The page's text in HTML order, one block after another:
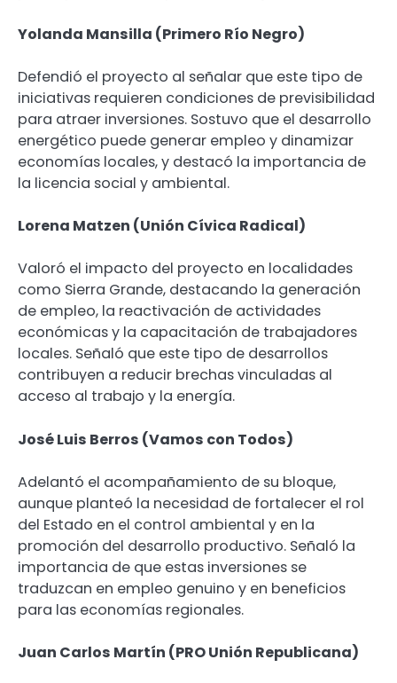
Yolanda Mansilla (Primero Río Negro)
Defendió el proyecto al señalar que este tipo de
iniciativas requieren condiciones de previsibilidad
para atraer inversiones. Sostuvo que el desarrollo
energético puede generar empleo y dinamizar
economías locales, y destacó la importancia de
la licencia social y ambiental.
Lorena Matzen (Unión Cívica Radical)
Valoró el impacto del proyecto en localidades
como Sierra Grande, destacando la generación
de empleo, la reactivación de actividades
económicas y la capacitación de trabajadores
locales. Señaló que este tipo de desarrollos
contribuyen a reducir brechas vinculadas al
acceso al trabajo y la energía.
José Luis Berros (Vamos con Todos)
Adelantó el acompañamiento de su bloque,
aunque planteó la necesidad de fortalecer el rol
del Estado en el control ambiental y en la
promoción del desarrollo productivo. Señaló la
importancia de que estas inversiones se
traduzcan en empleo genuino y en beneficios
para las economías regionales.
Juan Carlos Martín (PRO Unión Republicana)